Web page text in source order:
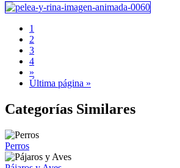
1
2
3
4
»
Última página »
Categorías Similares
Perros